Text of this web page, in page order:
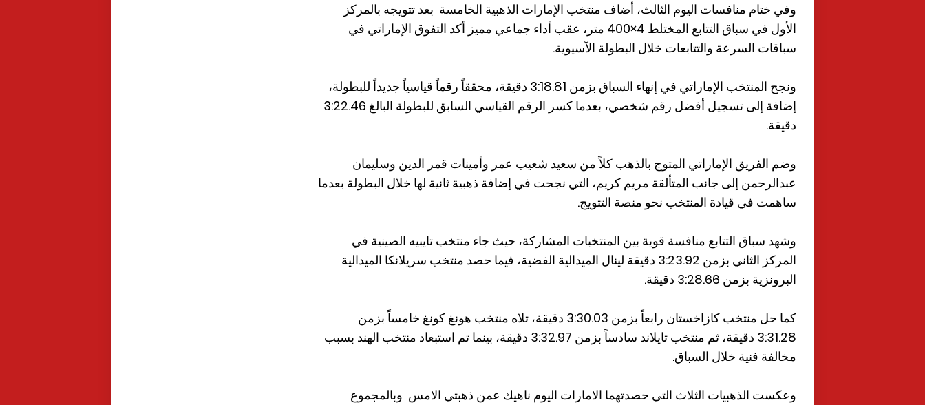
وفي ختام منافسات اليوم الثالث، أضاف منتخب الإمارات الذهبية الخامسة بعد تتويجه بالمركز
الأول في سباق التتابع المختلط 4×400 متر، عقب أداء جماعي مميز أكد التفوق الإماراتي في
سباقات السرعة والتتابعات خلال البطولة الآسيوية.
ونجح المنتخب الإماراتي في إنهاء السباق بزمن 3:18.81 دقيقة، محققاً رقماً قياسياً جديداً للبطولة،
إضافة إلى تسجيل أفضل رقم شخصي، بعدما كسر الرقم القياسي السابق للبطولة البالغ 3:22.46
دقيقة.
وضم الفريق الإماراتي المتوج بالذهب كلاً من سعيد شعيب عمر وأمينات قمر الدين وسليمان
عبدالرحمن إلى جانب المتألقة مريم كريم، التي نجحت في إضافة ذهبية ثانية لها خلال البطولة بعدما
ساهمت في قيادة المنتخب نحو منصة التتويج.
وشهد سباق التتابع منافسة قوية بين المنتخبات المشاركة، حيث جاء منتخب تايبيه الصينية في
المركز الثاني بزمن 3:23.92 دقيقة لينال الميدالية الفضية، فيما حصد منتخب سريلانكا الميدالية
البرونزية بزمن 3:28.66 دقيقة.
كما حل منتخب كازاخستان رابعاً بزمن 3:30.03 دقيقة، تلاه منتخب هونغ كونغ خامساً بزمن
3:31.28 دقيقة، ثم منتخب تايلاند سادساً بزمن 3:32.97 دقيقة، بينما تم استبعاد منتخب الهند بسبب
مخالفة فنية خلال السباق.
وعكست الذهبيات الثلاث التي حصدتهما الامارات اليوم ناهيك عمن ذهبتي الامس وبالمجموع